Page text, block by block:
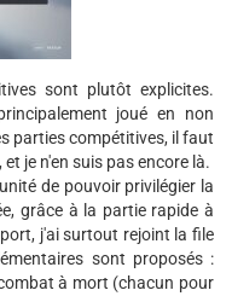
sont plutôt explicites.
joué en non
parties compétitives, il faut
je n'en suis pas encore là.
de pouvoir privilégier la
grâce à la partie rapide à
j'ai surtout rejoint la file
sont proposés :
à mort (chacun pour